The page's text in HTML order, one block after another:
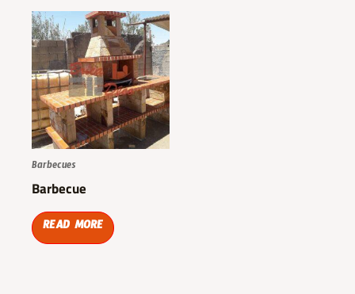
Barbecues
Barbecue
READ MORE